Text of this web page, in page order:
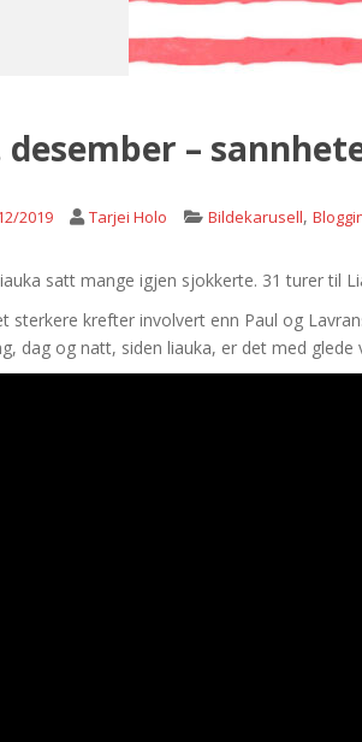
desember –
2019 Tarjei Holo Bildekarusell,
satt mange igjen sjokkerte. 31 turer til
sterkere krefter involvert enn Paul og
dag og natt, siden liauka, er det med